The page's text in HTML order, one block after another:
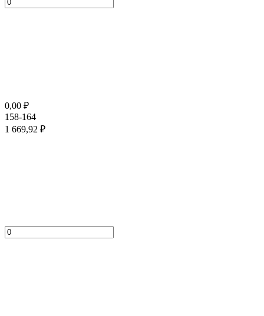
0,00 ₽
158-164
1 669,92 ₽